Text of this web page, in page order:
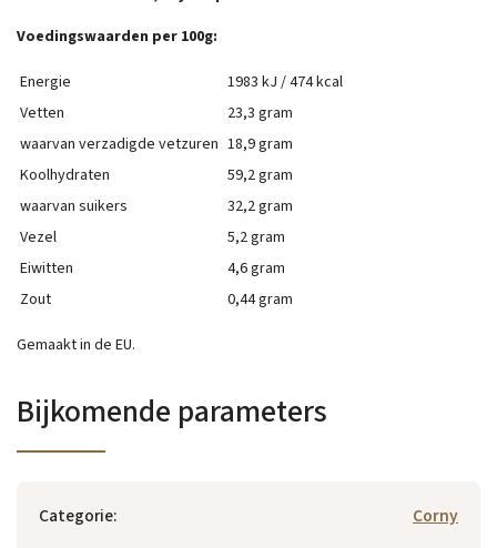
Voedingswaarden per 100g:
Energie
1983 kJ / 474 kcal
Vetten
23,3 gram
waarvan verzadigde vetzuren 18,9 gram
Koolhydraten
59,2 gram
waarvan suikers
32,2 gram
Vezel
5,2 gram
Eiwitten
4,6 gram
Zout
0,44 gram
Gemaakt in de EU.
Bijkomende parameters
Categorie:
Corny